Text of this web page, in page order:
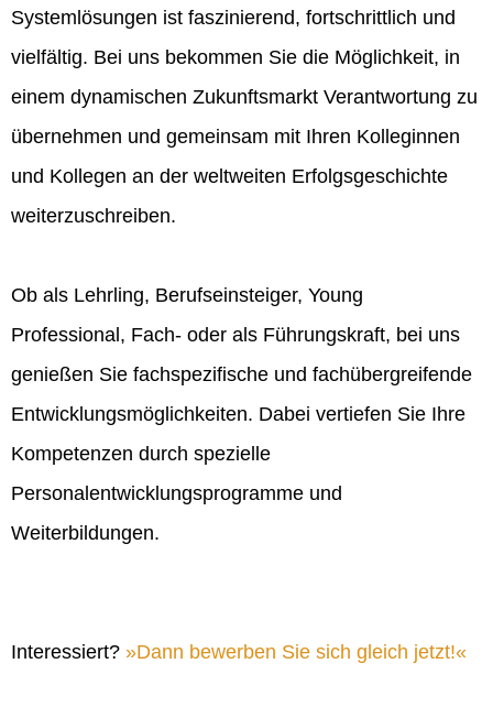
Systemlösungen ist faszinierend, fortschrittlich und
vielfältig. Bei uns bekommen Sie die Möglichkeit, in
einem dynamischen Zukunftsmarkt Verantwortung zu
übernehmen und gemeinsam mit Ihren Kolleginnen
und Kollegen an der weltweiten Erfolgsgeschichte
weiterzuschreiben.
Ob als Lehrling, Berufseinsteiger, Young
Professional, Fach- oder als Führungskraft, bei uns
genießen Sie fachspezifische und fachübergreifende
Entwicklungsmöglichkeiten. Dabei vertiefen Sie Ihre
Kompetenzen durch spezielle
Personalentwicklungsprogramme und
Weiterbildungen.
Interessiert? Dann bewerben Sie sich gleich jetzt!